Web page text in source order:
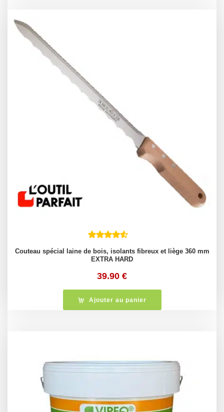
Couteau spécial laine de bois, isolants fibreux et liège 360 mm
EXTRA HARD
39.90 €
Ajouter au panier